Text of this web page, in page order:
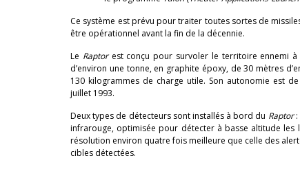
Ce système est prévu pour traiter toutes sortes de
être opérationnel avant la fin de la décennie.
Le Raptorest conçu pour survoler le territoire ennemi à
d’environ une tonne, en graphite époxy, de 30 mètres
130 kilogrammes de charge utile. Son autonomie est
juillet 1993.
Deux types de détecteurs sont installés à bord du Raptor:
infrarouge, optimisée pour détecter à basse altitude les
résolution environ quatre fois meilleure que celle des
cibles détectées.